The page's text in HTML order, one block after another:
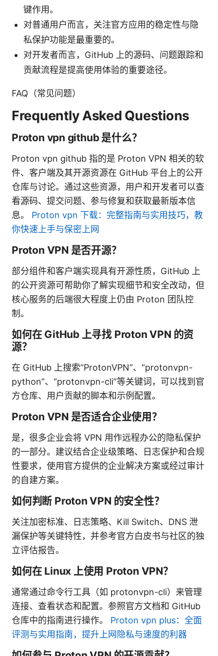
键作用。
对普通用户而言，关注官方应用的稳定性与隐
私保护功能是最重要的。
对开发者而言，GitHub 上的源码、问题跟踪和
贡献流程是提高使用体验的重要途径。
FAQ（常见问题）
Frequently Asked Questions
Proton vpn github 是什么？
Proton vpn github 指的是 Proton VPN 相关的软
件、客户端及其开源资源在 GitHub 平台上的公开
仓库与讨论。通过这些资源，用户和开发者可以查
看源码、提交问题、参与修复和获取最新版本信
息。 Proton vpn 下载：完整指南与实用技巧，教
你快速上手与保密上网
Proton VPN 是否开源？
部分组件和客户端实现具有开源性质，GitHub 上
的公开资源可帮助你了解实现细节和安全改动，但
核心服务的后端很大程度上仍由 Proton 团队控
制。
如何在 GitHub 上寻找 Proton VPN 的资
源？
在 GitHub 上搜索“ProtonVPN”、“protonvpn-
python”、“protonvpn-cli”等关键词，可以找到官
方仓库、用户贡献的脚本和示例配置。
Proton VPN 是否适合企业使用？
是，很多企业会将 VPN 用作远程办公的隐私保护
的一部分。建议结合企业级策略、日志保护和合规
性要求，使用官方提供的企业解决方案或经过审计
的自建方案。
如何判断 Proton VPN 的安全性？
关注加密标准、日志策略、Kill Switch、DNS 泄
漏保护等关键特性，并参考官方白皮书与社区的独
立评估报告。
如何在 Linux 上使用 Proton VPN？
通常通过命令行工具（如 protonvpn-cli）来管理
连接、查看状态和配置。参照官方文档和 GitHub
仓库中的指南进行操作。 Proton vpn plus：全面
评测与实用指南，提升上网隐私与速度的利器